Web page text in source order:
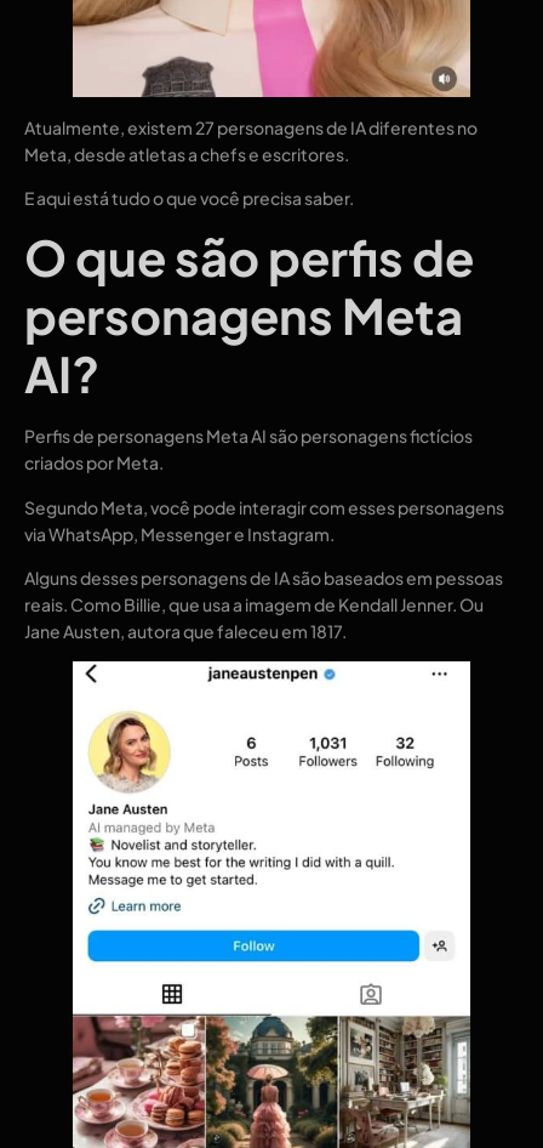
Atualmente, existem 27 personagens de IA diferentes no
Meta, desde atletas a chefs e escritores.
E aqui está tudo o que você precisa saber.
O que são perfis de
personagens Meta
AI?
Perfis de personagens Meta AI são personagens fictícios
criados por Meta.
Segundo Meta, você pode interagir com esses personagens
via WhatsApp, Messenger e Instagram.
Alguns desses personagens de IA são baseados em pessoas
reais. Como Billie, que usa a imagem de Kendall Jenner. Ou
Jane Austen, autora que faleceu em 1817.